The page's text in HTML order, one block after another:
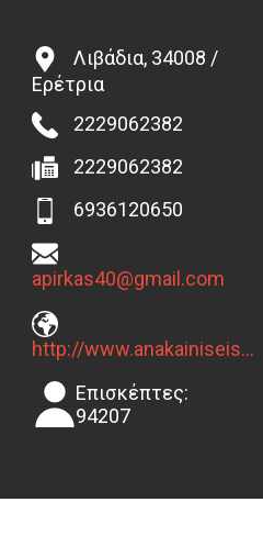
Λιβάδια, 34008 /
Ερέτρια
2229062382
2229062382
6936120650
apirkas40@gmail.com
http://www.anakainiseispirkas.gr
Επισκέπτες:
94207